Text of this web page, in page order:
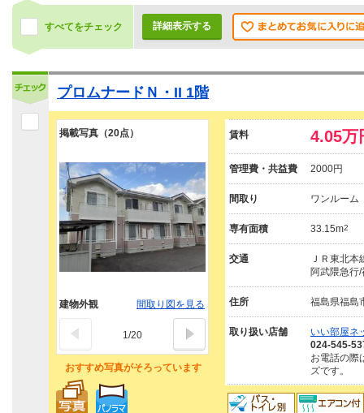
すべてをチェック 詳細表示する
プロムナードＮ・II 1階
掲載写真（20点）
おすすめ写真がそろっています
建物外観 間取り図を見る
1/20
賃料 4.05万
管理費・共益費 2000円
間取り ワンルーム
専有面積 33.15m2
交通
ＪＲ東北本
阿武隈急行
住所 福島県福島
取り扱い店舗
いい部屋ネ
024-545-
お電話の際
ズです。